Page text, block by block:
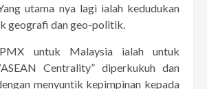
utama nya lagi ialah kedudukan
geografi dan geo-politik.
untuk Malaysia ialah untuk
Centrality” diperkukuh dan
menyuntik kepimpinan kepada